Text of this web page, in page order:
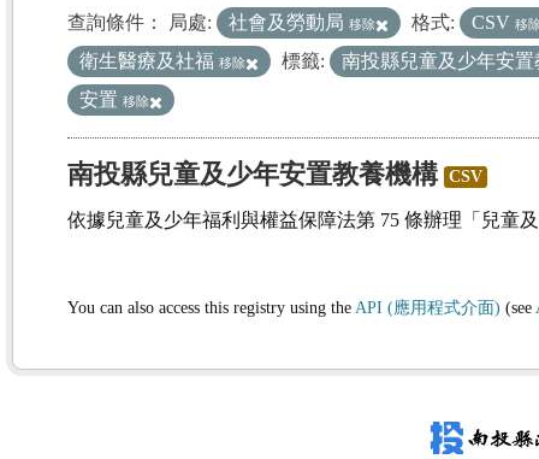
查詢條件： 局處: 社會及勞動局 移除 格式: CSV 移
衛生醫療及社福 移除 標籤:
南投縣兒童及少年安
安置 移除
南投縣兒童及少年安置教養機構 CSV
依據兒童及少年福利與權益保障法第 75 條辦理「兒童
You can also access this registry using the API (應用程式介面) (see